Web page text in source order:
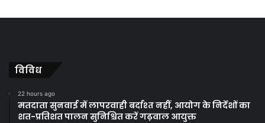
विविध
22 hours ago
मतदाता सुनवाई में लापरवाही बर्दाश्त नहीं, आयोग के निर्देशों का
शत-प्रतिशत पालन सुनिश्चित करें गढ़वाल आयुक्त